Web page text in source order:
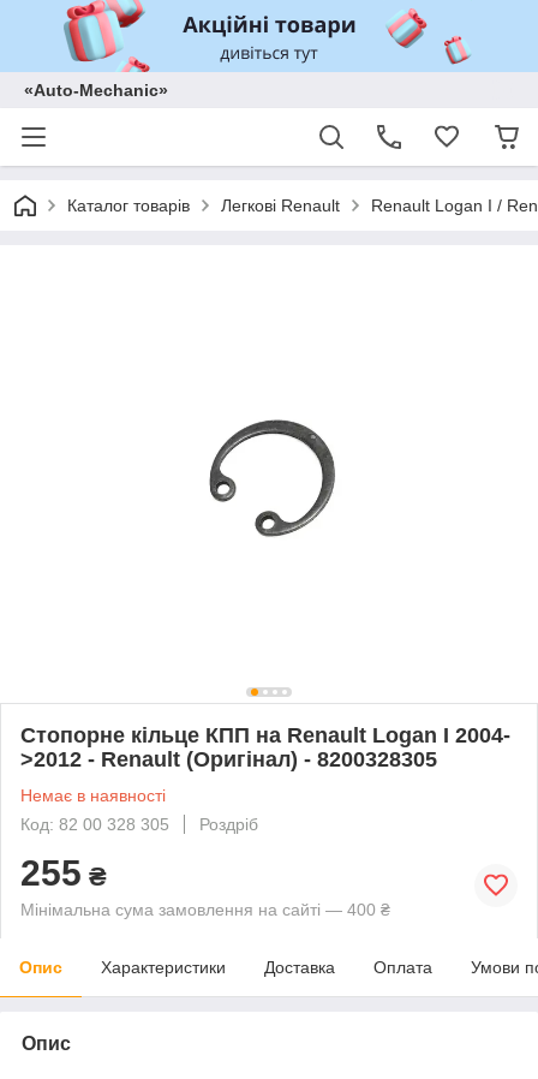
«Auto-Mechanic»
Каталог товарів Легкові Renault Renault Logan I /
Стопорне кільце КПП на Renault Logan I 2004-
>2012 - Renault (Оригінал) - 8200328305
Немає в наявності
Код: 82 00 328 305
Роздріб
255 ₴
Мінімальна сума замовлення на сайті — 400 ₴
Опис Характеристики Доставка Оплата Умови
Опис